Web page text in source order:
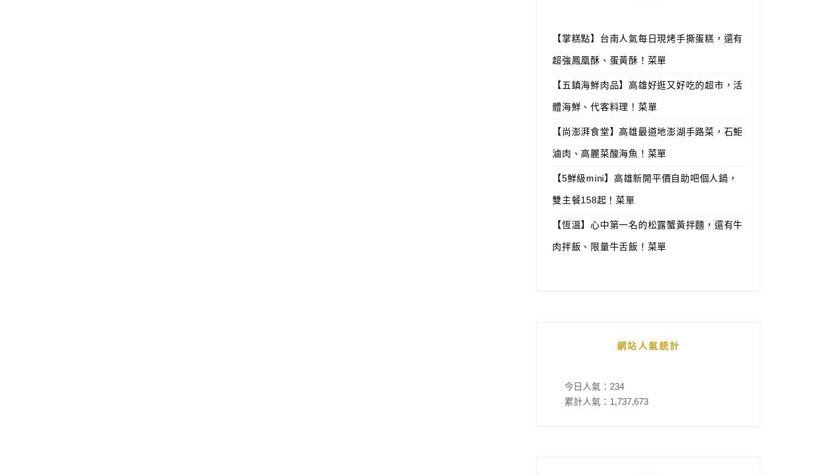
【掌糕點】台南人氣每日現烤手撕蛋糕，還有
超強鳳凰酥、蛋黃酥！菜單
【五鎮海鮮肉品】高雄好逛又好吃的超市，活
體海鮮、代客料理！菜單
【尚澎湃食堂】高雄最道地澎湖手路菜，石鮔
滷肉、高麗菜酸海魚！菜單
【5鮮級mini】高雄新開平價自助吧個人鍋，
雙主餐158起！菜單
【恆溫】心中第一名的松露蟹黃拌麵，還有牛
肉拌飯、限量牛舌飯！菜單
網站人氣統計
今日人氣： 234
累計人氣： 1,737,673